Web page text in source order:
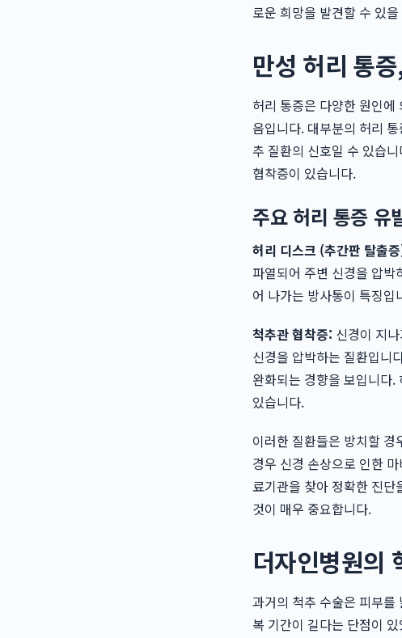
로운 희망을 발견할 수 있
만성 허리 통
허리 통증은 다양한 원인
음입니다. 대부분의 허리
추 질환의 신호일 수 있습
협착증이 있습니다.
주요 허리 통증 유
허리 디스크 (추간판 탈출
파열되어 주변 신경을 압
어 나가는 방사통이 특징입
척추관 협착증: 신경이 지
신경을 압박하는 질환입니
완화되는 경향을 보입니다
있습니다.
이러한 질환들은 방치할
경우 신경 손상으로 인한
료기관을 찾아 정확한 진
것이 매우 중요합니다.
더자인병원의
과거의 척추 수술은 피부를
복 기간이 길다는 단점이